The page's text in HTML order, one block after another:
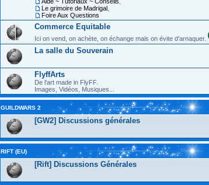
Le grimoire de Madrigal
Foire Aux Questions
Commerce Equitable
Ici on vend, on achète, on échange mais on évite d'arnaquer.
La salle du Souverain
FlyffArts
De l'art made in FlyFF.
Images, Vidéos, Musiques...
GUILDWARS 2
[GW2] Discussions générales
RIFT (EU)
[Rift] Discussions Générales